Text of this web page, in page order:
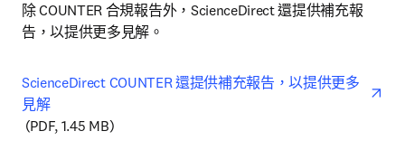
除 COUNTER 合規報告外，ScienceDirect 還提供補充報
告，以提供更多見解。
ScienceDirect COUNTER 還提供補充報告，以提供更多
見解
opens in new tab/window
(PDF, 1.45 MB)